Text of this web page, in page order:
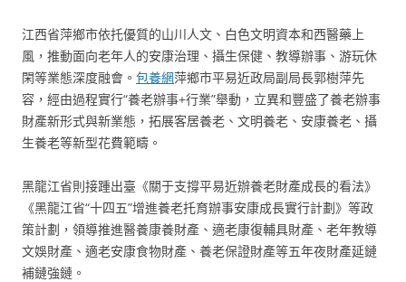
江西省萍鄉市依托優質的山川人文、白色文明資本和西醫藥上
風，推動面向老年人的安康治理、攝生保健、教導辦事、游玩休
閑等業態深度融會。 包養網萍鄉市平易近政局副局長郭樹萍先
容，經由過程實行“養老辦事+行業”舉動，立異和豐盛了養老辦事
財產新形式與新業態，拓展客居養老、文明養老、安康養老、攝
生養老等新型花費範疇。
黑龍江省則接踵出臺《關于支撐平易近辦養老財產成長的看法》
《黑龍江省“十四五”增進養老托育辦事安康成長實行計劃》等政
策計劃，領導推進醫養康養財產、適老康復輔具財產、老年教導
文娛財產、適老安康食物財產、養老保證財產等五年夜財產延鏈
補鏈強鏈。